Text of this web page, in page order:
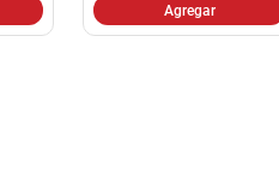
Agregar